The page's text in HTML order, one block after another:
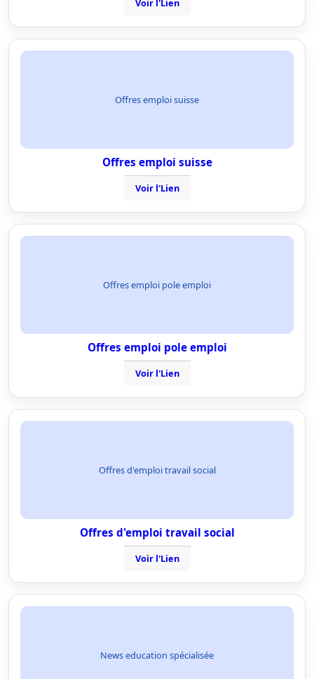
Voir l'Lien
Offres emploi suisse
Offres emploi suisse
Voir l'Lien
Offres emploi pole emploi
Offres emploi pole emploi
Voir l'Lien
Offres d'emploi travail social
Offres d'emploi travail social
Voir l'Lien
News education spécialisée